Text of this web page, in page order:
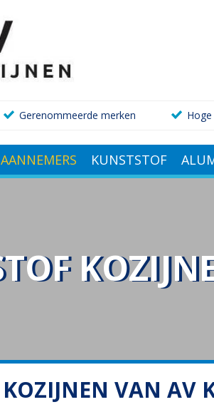
Gerenommeerde merken
AANNEMERS KUNSTSTOF
VAN AV